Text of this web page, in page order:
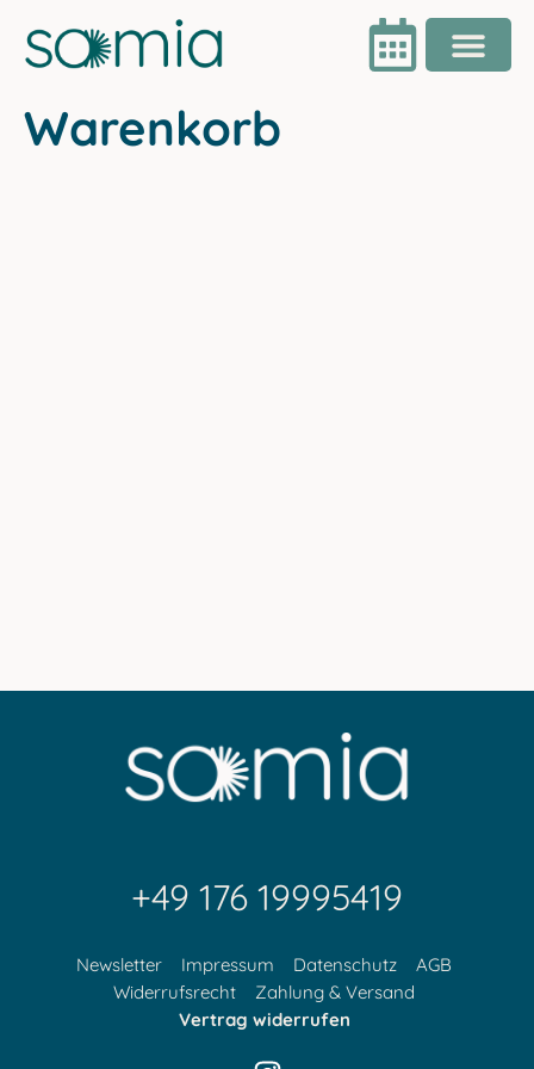
Warenkorb
+49 176 19995419
Newsletter Impressum Datenschutz
AGB
Widerrufsrecht
Zahlung & Versand
Vertrag widerrufen